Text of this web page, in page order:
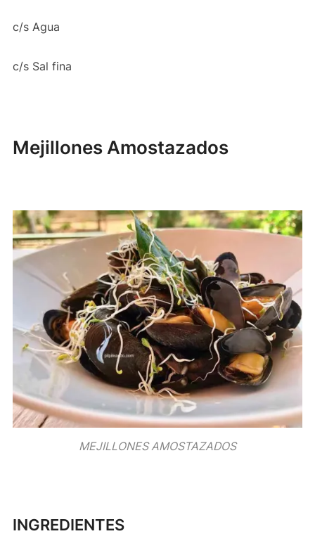
c/s Agua
c/s Sal fina
Mejillones Amostazados
MEJILLONES AMOSTAZADOS
INGREDIENTES